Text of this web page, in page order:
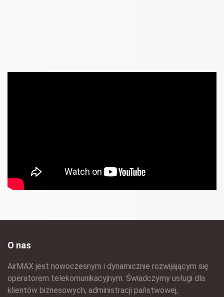
O nas
AirMAX jest nowoczesnym i dynamicznie rozwijającym się
operatorem telekomunikacyjnym. Świadczymy usługi dla
klientów biznesowych, administracji państwowej,